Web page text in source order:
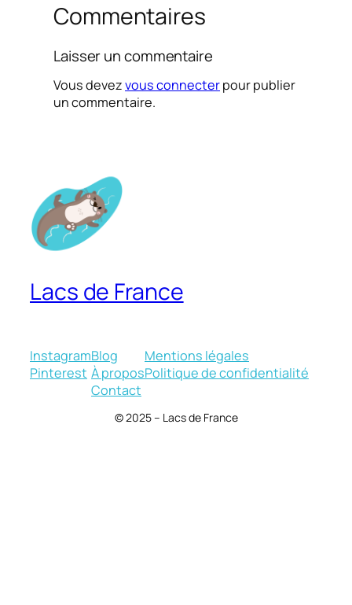
Commentaires
Laisser un commentaire
Vous devezvous connecterpour publier
un commentaire.
Lacs de France
Instagram
Pinterest
Blog
À propos
Contact
Mentions légales
Politique de confidentialité
© 2025 – Lacs de France